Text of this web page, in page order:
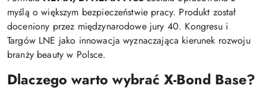
myślą o większym bezpieczeństwie pracy. Produkt został
doceniony przez międzynarodowe jury 40. Kongresu i
Targów LNE jako innowacja wyznaczająca kierunek rozwoju
branży beauty w Polsce.
Dlaczego warto wybrać X-Bond Base?